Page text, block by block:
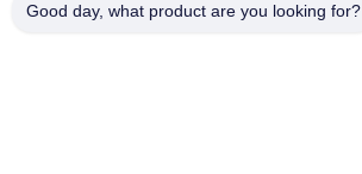
Good day, what product are you looking for?